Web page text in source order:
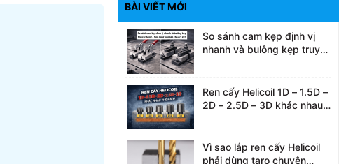
BÀI VIẾT MỚI
So sánh cam kẹp định vị
nhanh và bulông kẹp truyền
Ren cấy Helicoil 1D – 1.5D –
2D – 2.5D – 3D khác nhau
Vì sao lắp ren cấy Helicoil
phải dùng taro chuyên